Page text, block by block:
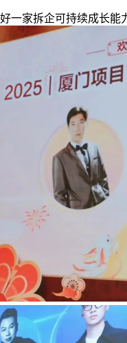
家拆企可持续成长能